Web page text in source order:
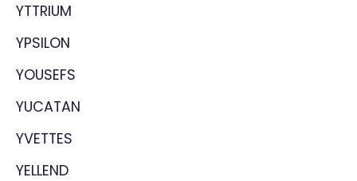
YTTRIUM
YPSILON
YOUSEFS
YUCATAN
YVETTES
YELLEND